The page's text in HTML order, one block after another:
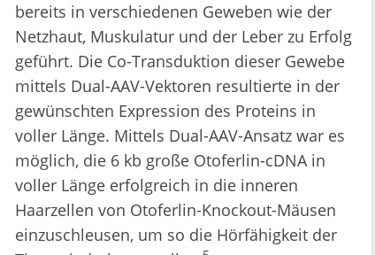
bereits in verschiedenen Geweben wie der
Netzhaut, Muskulatur und der Leber zu Erfolg
geführt. Die Co-Transduktion dieser Gewebe
mittels Dual-AAV-Vektoren resultierte in der
gewünschten Expression des Proteins in
voller Länge. Mittels Dual-AAV-Ansatz war es
möglich, die 6 kb große Otoferlin-cDNA in
voller Länge erfolgreich in die inneren
Haarzellen von Otoferlin-Knockout-Mäusen
einzuschleusen, um so die Hörfähigkeit der